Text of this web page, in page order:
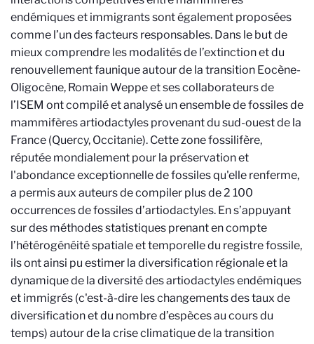
endémiques et immigrants sont également proposées
comme l’un des facteurs responsables. Dans le but de
mieux comprendre les modalités de l’extinction et du
renouvellement faunique autour de la transition Eocène-
Oligocène, Romain Weppe et ses collaborateurs de
l’ISEM ont compilé et analysé un ensemble de fossiles de
mammifères artiodactyles provenant du sud-ouest de la
France (Quercy, Occitanie). Cette zone fossilifère,
réputée mondialement pour la préservation et
l'abondance exceptionnelle de fossiles qu'elle renferme,
a permis aux auteurs de compiler plus de 2 100
occurrences de fossiles d’artiodactyles. En s’appuyant
sur des méthodes statistiques prenant en compte
l’hétérogénéité spatiale et temporelle du registre fossile,
ils ont ainsi pu estimer la diversification régionale et la
dynamique de la diversité des artiodactyles endémiques
et immigrés (c'est-à-dire les changements des taux de
diversification et du nombre d’espèces au cours du
temps) autour de la crise climatique de la transition